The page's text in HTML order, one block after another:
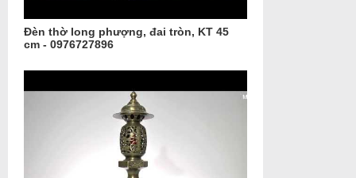
Đèn thờ long phượng, đai tròn, KT 45
cm - 0976727896